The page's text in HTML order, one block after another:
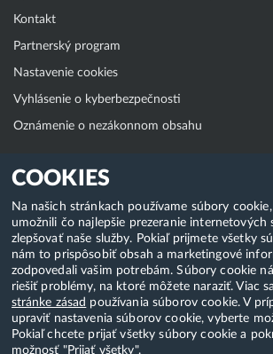
COOKIES
Na našich stránkach používame súbory
umožnili čo najlepšie prezeranie internetových
zlepšovať naše služby. Pokiaľ prijmete všetky
nám to prispôsobiť obsah a marketingové
zodpovedali vašim potrebám. Súbory cookie
riešiť problémy, na ktoré môžete naraziť. Viac
stránke zásad používania súborov cookie. V
upraviť nastavenia súborov cookie, vyberte
Pokiaľ chcete prijať všetky súbory cookie a
možnosť "Prijať všetky".
Kontakt
Partnerský program
Nastavenie cookies
Vyhlásenie o kyberbezpečnosti
Oznámenie o nezákonnom obsahu
Klientská zóna
WebAdmin
WebMail
Zmena hesla (E-mail, FTP, SSH)
Webhosting
Domény